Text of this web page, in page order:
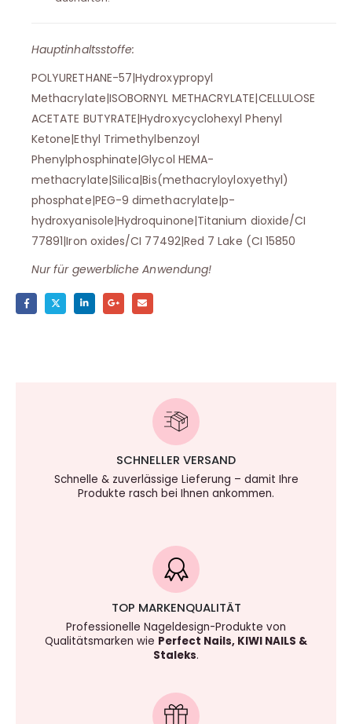
Hauptinhaltsstoffe:
POLYURETHANE-57|Hydroxypropyl
Methacrylate|ISOBORNYL METHACRYLATE|CELLULOSE
ACETATE BUTYRATE|Hydroxycyclohexyl Phenyl
Ketone|Ethyl Trimethylbenzoyl
Phenylphosphinate|Glycol HEMA-
methacrylate|Silica|Bis(methacryloyloxyethyl)
phosphate|PEG-9 dimethacrylate|p-
hydroxyanisole|Hydroquinone|Titanium dioxide/CI
77891|Iron oxides/CI 77492|Red 7 Lake (CI 15850
Nur für gewerbliche Anwendung!
SCHNELLER VERSAND
Schnelle & zuverlässige Lieferung – damit Ihre
Produkte rasch bei Ihnen ankommen.
TOP MARKENQUALITÄT
Professionelle Nageldesign-Produkte von
Qualitätsmarken wie Perfect Nails, KIWI NAILS &
Staleks.